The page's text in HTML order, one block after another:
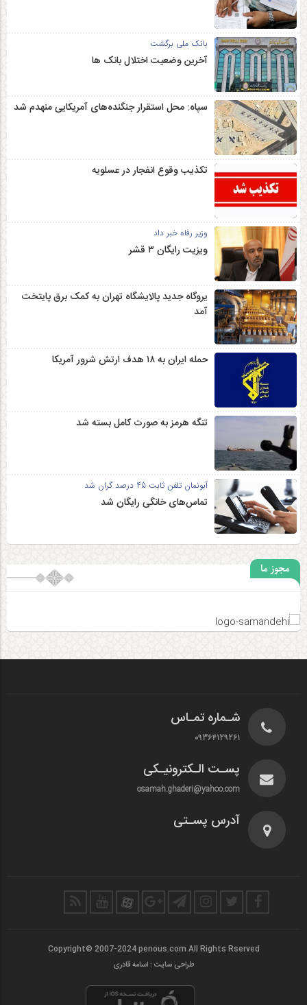
بانک ملی برگشت
آخرین وضعیت اختلال بانک ها
سپاه: محل استقرار جنگنده‌های آمریکایی منهدم شد
تکذیب وقوع انفجار در عسلویه
وزیر رفاه خبر داد
ویزیت رایگان ۳ قشر
یروگاه جدید پالایشگاه تهران به کمک برق پایتخت
آمد
حمله ایران به ۱۸ هدف ارتش شرور آمریکا
تنگه هرمز به صورت کامل بسته شد
آبونمان تلفن ثابت 45 درصد گران شد
تماس‌های خانگی رایگان شد
مجوز ما
شـماره تمـاس
09364129261
پسـت الـکترونیـکی
osamah.ghaderi@yahoo.com
آدرس پسـتی
Copyright© 2007-2024 penous.com All Rights Rserved
طراحی سایت : اسامه قادری